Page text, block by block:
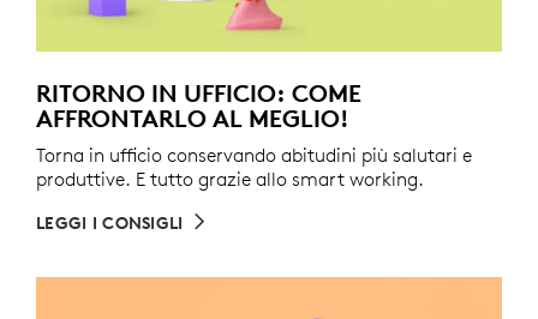
RITORNO IN UFFICIO: COME
AFFRONTARLO AL MEGLIO!
Torna in ufficio conservando abitudini più salutari e
produttive. E tutto grazie allo smart working.
LEGGI I CONSIGLI